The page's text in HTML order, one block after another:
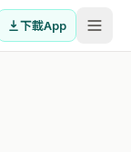
下載App